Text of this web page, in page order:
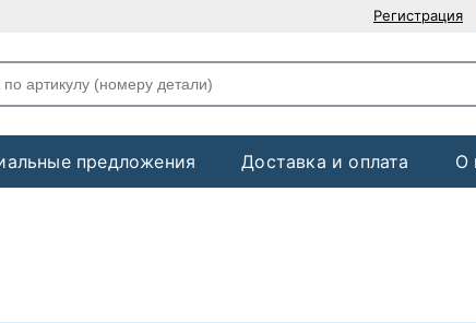
Регистрация
предложения Доставка и оплата О